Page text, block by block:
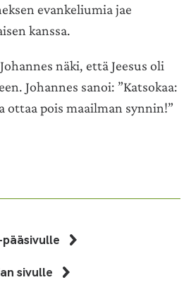
evankeliumia jae
kanssa.
näki, että Jeesus oli
Johannes sanoi: ”Katsokaa:
ottaa pois maailman synnin!”
sivulle